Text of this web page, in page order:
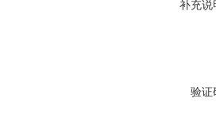
补充说
验证